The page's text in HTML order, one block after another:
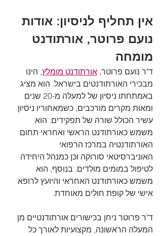
אין תחליף לניסיון: אודות
נועם פרוטר, אורתודנט
מומחה
ד"ר נועם פרוטר, אורתודנט מומלץ, הינו
מבכירי האורתודנטים בישראל. הוא מציג
באמתחתו ניסיון של למעלה מ-20 שנים
ומאות מקרים מורכבים, כשמאחוריו ניסיון
עשיר הכולל שורה של תפקידים. הוא
משמש כאורתודנט הראשי ואחראי תחום
האורתודנטיה במרכז הרפואי
האוניברסיטאי סורוקה וכן כמנהל היחידה
לטיפול במומים מולדים. בנוסף, הוא
משמש כאורתודנט האחראי והיועץ לרופא
אישי של קופת חולים מאוחדת.
ד"ר פרוטר ניחן בכישורים אורתודנטיים מן
המעלה הראשונה, מקצועיות לאורך כל